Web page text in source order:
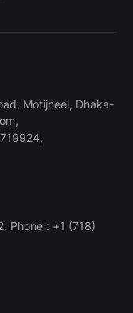
Motijheel, Dhaka-
Phone : +1 (718)